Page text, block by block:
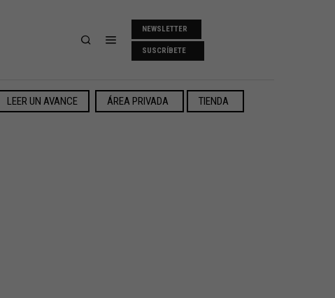
NEWSLETTER
SUSCRÍBETE
LEER UN AVANCE ÁREA PRIVADA TIENDA